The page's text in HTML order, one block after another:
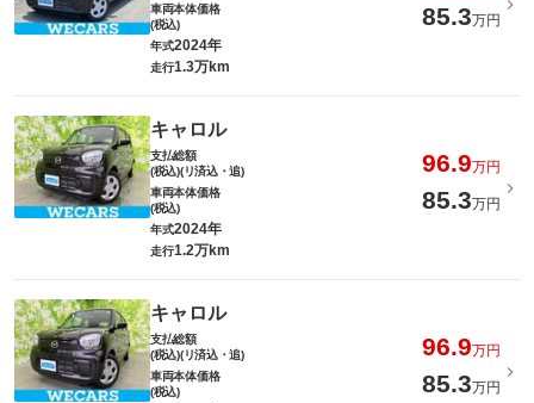
車両本体価格
(税込)
85.3万円
年式2024年
走行1.3万km
キャロル
支払総額
(税込)(リ済込・追)
96.9万円
車両本体価格
(税込)
85.3万円
年式2024年
走行1.2万km
キャロル
支払総額
(税込)(リ済込・追)
96.9万円
車両本体価格
(税込)
85.3万円